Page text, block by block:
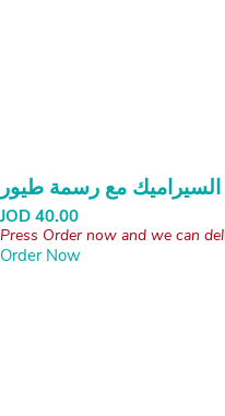
مع رسمة طيور
JOD 40.00
Press Order now and we can
Order Now